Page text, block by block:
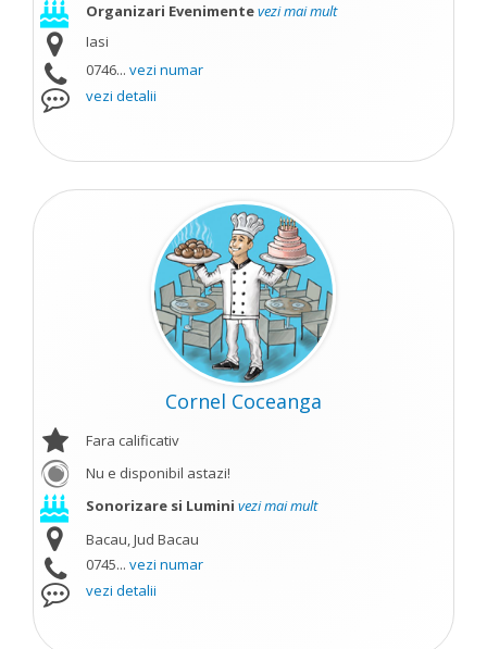
Organizari Evenimentevezi mai mult
Iasi
0746... vezi numar
vezi detalii
Cornel Coceanga
Fara calificativ
Nu e disponibil astazi!
Sonorizare si Lumini vezi mai mult
Bacau, Jud Bacau
0745... vezi numar
vezi detalii